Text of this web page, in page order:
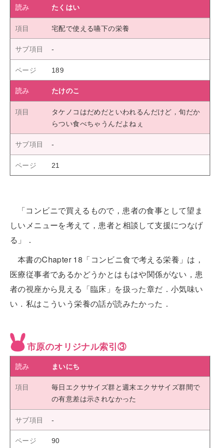
たくはい
宅配で使える嚥下の栄養
189
たけのこ
タケノコはだめだといわれるんだけど，旬だか
らつい食べちゃうんだよねぇ
21
「コンビニで買えるもので，患者の食事として望ま
しいメニューを考えて，患者と相談して支援につなげ
る」．
本書のChapter 18「コンビニ食で考える栄養」は，
医療従事者であるかどうかとはもはや関係がない，患
者の視座から見える「臨床」を扱った章だ．小気味い
い．私はこういう栄養の話が読みたかった．
市原のオリジナル索引③
まいにち
毎日エクササイズ群と週末エクササイズ群間で
の有意差は示されなかった
90